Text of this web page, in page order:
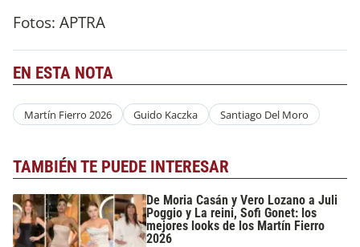
Fotos: APTRA
EN ESTA NOTA
Martín Fierro 2026 Guido Kaczka Santiago Del Moro
TAMBIÉN TE PUEDE INTERESAR
De Moria Casán y Vero Lozano a Juli
Poggio y La reini, Sofi Gonet: los
mejores looks de los Martín Fierro
2026